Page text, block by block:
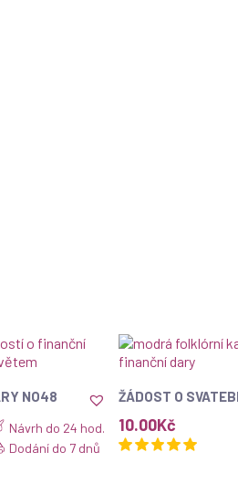
NO48
Návrh do 24 hod.
Dodání do 7 dnů
ŽÁDOST O
10.00Kč